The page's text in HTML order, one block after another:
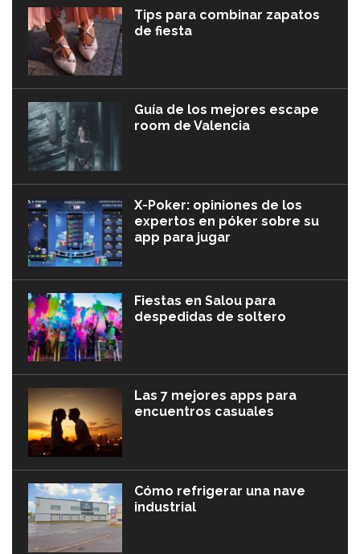
Tips para combinar zapatos
de fiesta
Guía de los mejores escape
room de Valencia
X-Poker: opiniones de los
expertos en póker sobre su
app para jugar
Fiestas en Salou para
despedidas de soltero
Las 7 mejores apps para
encuentros casuales
Cómo refrigerar una nave
industrial